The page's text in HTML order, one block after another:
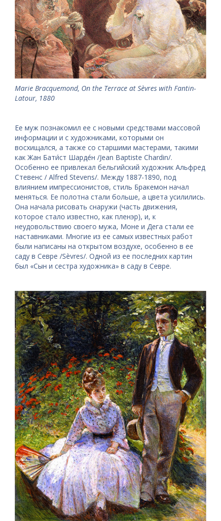
Marie Bracquemond, On the Terrace at Sèvres with Fantin-
Latour, 1880
Ее муж познакомил ее с новыми средствами массовой
информации и с художниками, которыми он
восхищался, а также со старшими мастерами, такими
как Жан Бати́ст Шарде́н /Jean Baptiste Chardin/.
Особенно ее привлекал бельгийский художник Альфред
Стевенс / Alfred Stevens/. Между 1887-1890, под
влиянием импрессионистов, стиль Бракемон начал
меняться. Ее полотна стали больше, а цвета усилились.
Она начала рисовать снаружи (часть движения,
которое стало известно, как пленэр), и, к
неудовольствию своего мужа, Моне и Дега стали ее
наставниками. Многие из ее самых известных работ
были написаны на открытом воздухе, особенно в ее
саду в Севре /Sèvres/. Одной из ее последних картин
был «Сын и сестра художника» в саду в Севре.